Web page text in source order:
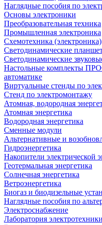
Наглядные пособия по
Основы электроники
Преобразовательная техника
Промышленная электроника
Схемотехника (электроника)
Светодинамические
Светодинамические
Настольные комплекты
автоматике
Виртуальные стенды по
Стенд по электромонтажу
Атомная, водородная
Атомная энергетика
Водородная энергетика
Сменные модули
Альтернативные и
Гидроэнергетика
Накопители электрической
Геотермальная энергетика
Солнечная энергетика
Ветроэнергетика
Биогаз и биодизельные
Наглядные пособия по
Электроснабжение
Лаборатория